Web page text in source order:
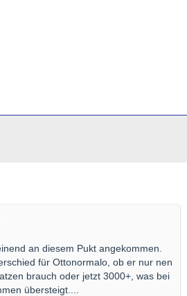
werden sollen, erschließt sich mir
an diesem Pukt angekommen.
für Ottonormalo, ob er nur nen
brauch oder jetzt 3000+, was bei
übersteigt....